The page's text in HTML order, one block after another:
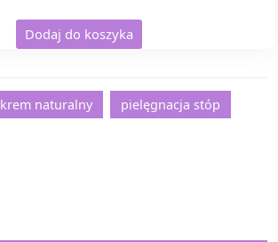
na
klientów
Dodaj do koszyka
krem naturalny pielęgnacja stóp